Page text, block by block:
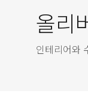
올리
인테리어와